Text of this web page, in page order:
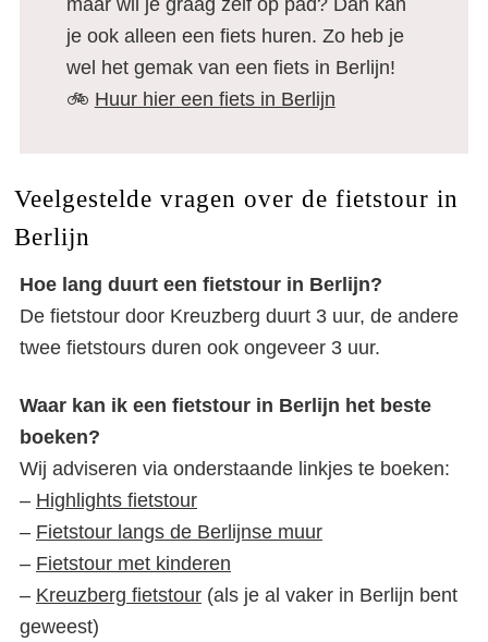
je ook alleen een fiets huren. Zo heb je
wel het gemak van een fiets in Berlijn!
🚲 Huur hier een fiets in Berlijn
Veelgestelde vragen over de fietstour in
Berlijn
Hoe lang duurt een fietstour in Berlijn?
De fietstour door Kreuzberg duurt 3 uur, de andere
twee fietstours duren ook ongeveer 3 uur.
Waar kan ik een fietstour in Berlijn het beste
boeken?
Wij adviseren via onderstaande linkjes te boeken:
– Highlights fietstour
– Fietstour langs de Berlijnse muur
– Fietstour met kinderen
– Kreuzberg fietstour (als je al vaker in Berlijn bent
geweest)